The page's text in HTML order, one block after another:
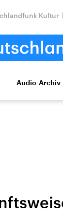
Kultur
Kultur
Audio-Archiv